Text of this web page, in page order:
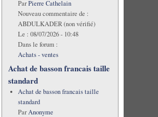
ParPierre Cathelain
Nouveau commentaire de :
ABDULKADER (non vérifié)
Le : 08/07/2026 - 10:48
Dans le forum :
Achats - ventes
Achat de basson francais taille
standard
Achat de basson francais taille
standard
ParAnonyme